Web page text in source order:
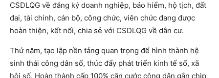
CSDLQG về đăng ký doanh nghiệp, bảo hiểm, hộ tịch, đất
đai, tài chính, cán bộ, công chức, viên chức đang được
hoàn thiện, kết nối, chia sẻ với CSDLQG về dân cư.
Thứ năm, tạo lập nền tảng quan trọng để hình thành hệ
sinh thái công dân số, thúc đẩy phát triển kinh tế số, xã
hội số. Hoàn thành cấp 100% căn cước công dân gắn chip